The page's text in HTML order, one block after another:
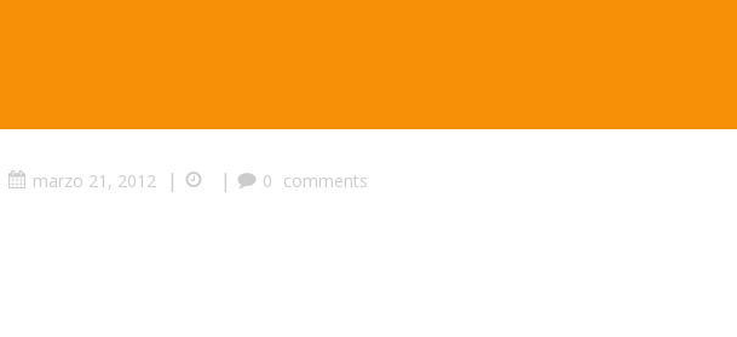
marzo 21, 2012 | | 0 comments